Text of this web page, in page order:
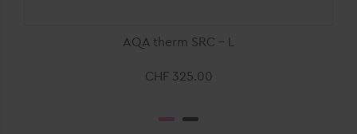
AQA therm SRC - L
CHF 325.00